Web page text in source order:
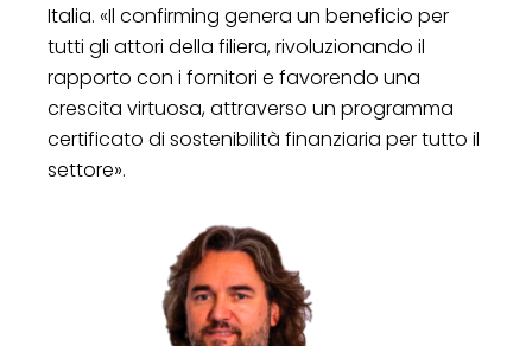
Italia. «Il confirming genera un beneficio per
tutti gli attori della filiera, rivoluzionando il
rapporto con i fornitori e favorendo una
crescita virtuosa, attraverso un programma
certificato di sostenibilità finanziaria per tutto il
settore».